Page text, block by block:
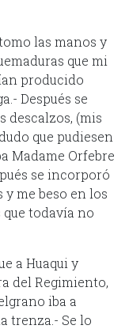
las manos y
que mi
producido
Después se
descalzos, (mis
que pudiesen
Madame Orfebre
se incorporó
me beso en los
todavía no
a Huaqui y
del Regimiento,
iba a
trenza.- Se lo